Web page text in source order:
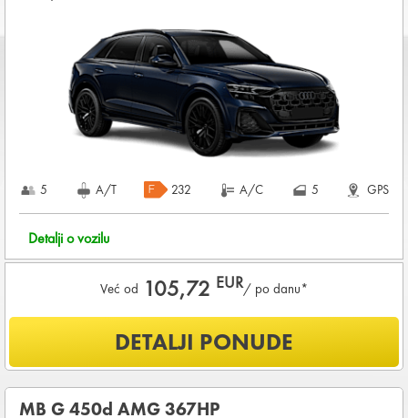
Starost vozača između28 - 80godina
DEPOZIT NA KREDITNOJ KARTICI u iznosu od
6.000,00 EUR+ iznosa najma
Za ovu grupu vozila potrebne su DVE KREDITNE KARTICE
KOMPLETNI USLOVI NAJMA
5 A/T 232 A/C 5 GPS
Detalji o vozilu
Već od 105,72 EUR/ po danu*
Šta je uključeno u ponudu?
OSNOVNI PAKET OSIGURANJA od štete (CDW) i krađe
(THW)
DETALJI PONUDE
MB G 450d AMG 367HP